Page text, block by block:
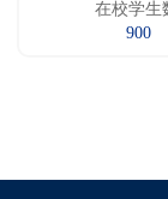
在校学生
900